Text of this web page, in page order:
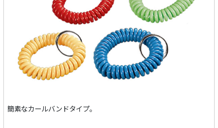
簡素なカールバンドタイプ。